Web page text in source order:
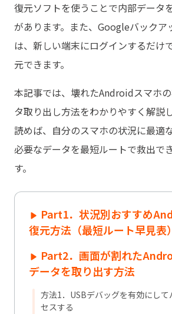
復元ソフトを使うことで内部データ
があります。また、Googleバックア
は、新しい端末にログインするだけ
元できます。
本記事では、壊れたAndroidスマホ
タ取り出し方法をわかりやすく解説
読めば、自分のスマホの状況に最適
必要なデータを最短ルートで救出で
す。
Part1．状況別おすすめ
復元方法（最短ルート早見表）
Part2．画面が割れた
データを取り出す方法
方法1．USBデバッグを有効にして
セスする